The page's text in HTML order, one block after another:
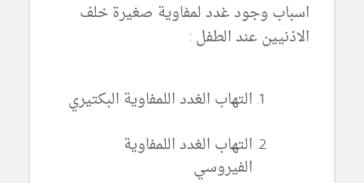
اسباب وجود غدد لمفاوية صغيرة خلف
الاذنيين عند الطفل :
التهاب الغدد اللمفاوية البكتيري
التهاب الغدد اللمفاوية
الفيروسي